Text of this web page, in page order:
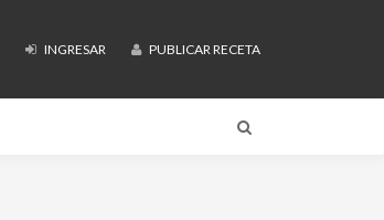
INGRESAR PUBLICAR RECETA